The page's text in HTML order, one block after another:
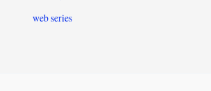
web series